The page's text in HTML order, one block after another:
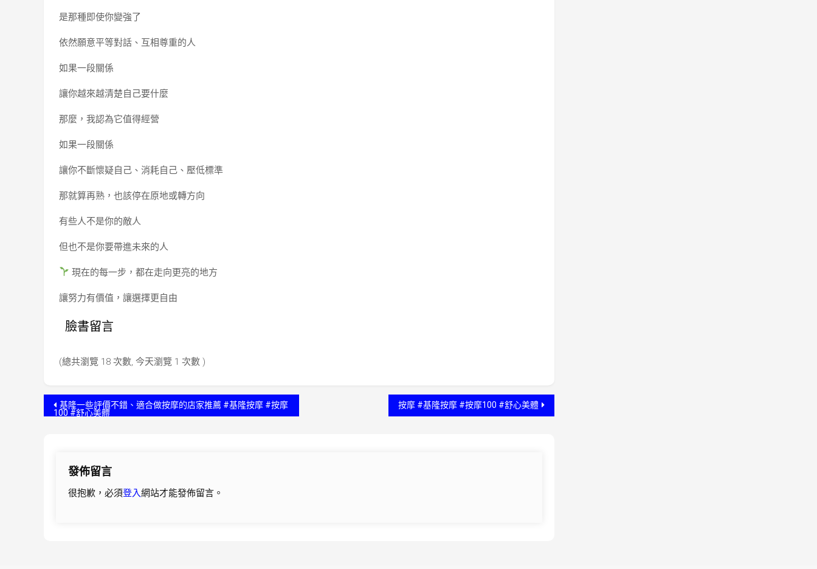
是那種即使你變強了
依然願意平等對話、互相尊重的人
如果一段關係
讓你越來越清楚自己要什麼
那麼，我認為它值得經營
如果一段關係
讓你不斷懷疑自己、消耗自己、壓低標準
那就算再熟，也該停在原地或轉方向
有些人不是你的敵人
但也不是你要帶進未來的人
現在的每一步，都在走向更亮的地方
讓努力有價值，讓選擇更自由
臉書留言
(總共瀏覽 18 次數, 今天瀏覽 1 次數 )
文基隆一些評價不錯、適合做按摩的店家推薦 #基隆按摩 #按摩
100 #舒心美體
按摩 #基隆按摩 #按摩100 #舒心美體
發佈留言
很抱歉，必須登入網站才能發佈留言。